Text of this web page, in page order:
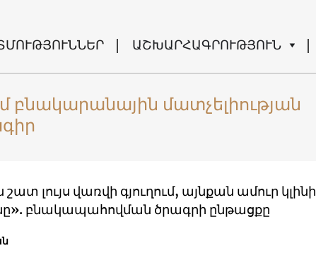
ԱՇԽԱՐՀԱԳՐՈՒԹՅՈՒՆ
մատչելիության
շատ լույս վառվի գյուղում, այնքան ամուր կլինի
բնակապահովման ծրագրի ընթացքը